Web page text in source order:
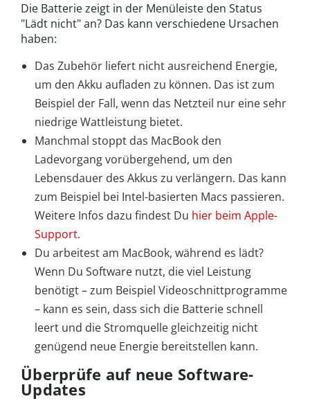
Die Batterie zeigt in der Menüleiste den Status
"Lädt nicht" an? Das kann verschiedene Ursachen
haben:
Das Zubehör liefert nicht ausreichend Energie,
um den Akku aufladen zu können. Das ist zum
Beispiel der Fall, wenn das Netzteil nur eine sehr
niedrige Wattleistung bietet.
Manchmal stoppt das MacBook den
Ladevorgang vorübergehend, um den
Lebensdauer des Akkus zu verlängern. Das kann
zum Beispiel bei Intel-basierten Macs passieren.
Weitere Infos dazu findest Du hier beim Apple-
Support.
Du arbeitest am MacBook, während es lädt?
Wenn Du Software nutzt, die viel Leistung
benötigt – zum Beispiel Videoschnittprogramme
– kann es sein, dass sich die Batterie schnell
leert und die Stromquelle gleichzeitig nicht
genügend neue Energie bereitstellen kann.
Überprüfe auf neue Software-
Updates